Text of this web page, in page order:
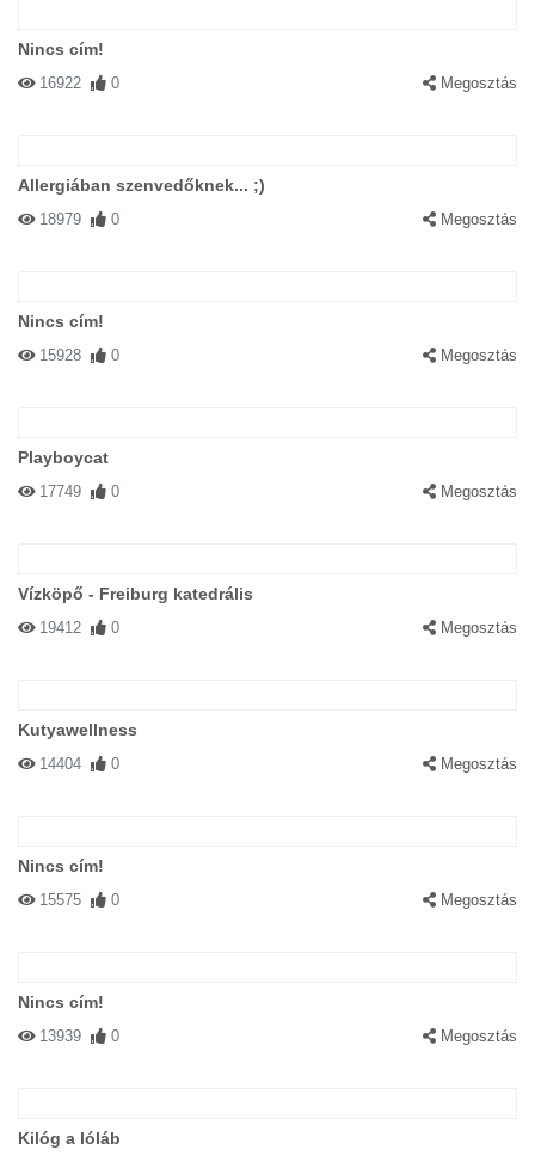
Nincs cím!
16922 0 Megosztás
Allergiában szenvedőknek... ;)
18979 0 Megosztás
Nincs cím!
15928 0 Megosztás
Playboycat
17749 0 Megosztás
Vízköpő - Freiburg katedrális
19412 0 Megosztás
Kutyawellness
14404 0 Megosztás
Nincs cím!
15575 0 Megosztás
Nincs cím!
13939 0 Megosztás
Kilóg a lóláb